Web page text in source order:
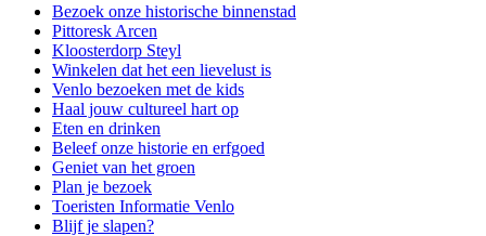
Bezoek onze historische binnenstad
Pittoresk Arcen
Kloosterdorp Steyl
Winkelen dat het een lievelust is
Venlo bezoeken met de kids
Haal jouw cultureel hart op
Eten en drinken
Beleef onze historie en erfgoed
Geniet van het groen
Plan je bezoek
Toeristen Informatie Venlo
Blijf je slapen?